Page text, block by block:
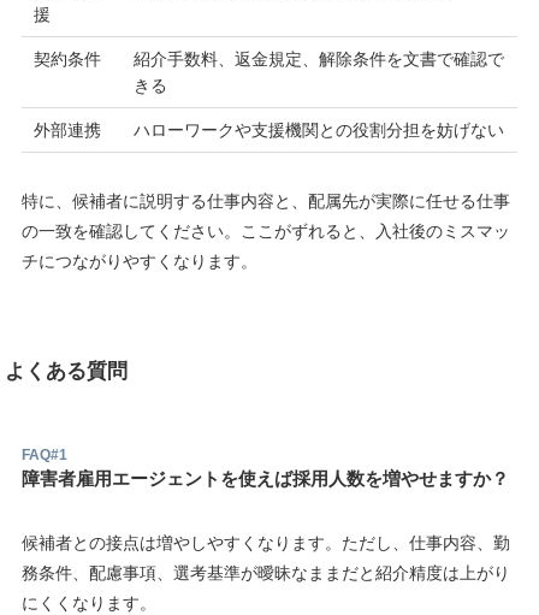
援
契約条件
紹介手数料、返金規定、解除条件を文書で確認で
きる
外部連携 ハローワークや支援機関との役割分担を妨げない
特に、候補者に説明する仕事内容と、配属先が実際に任せる仕事
の一致を確認してください。ここがずれると、入社後のミスマッ
チにつながりやすくなります。
よくある質問
FAQ#1
障害者雇用エージェントを使えば採用人数を増やせますか？
候補者との接点は増やしやすくなります。ただし、仕事内容、勤
務条件、配慮事項、選考基準が曖昧なままだと紹介精度は上がり
にくくなります。